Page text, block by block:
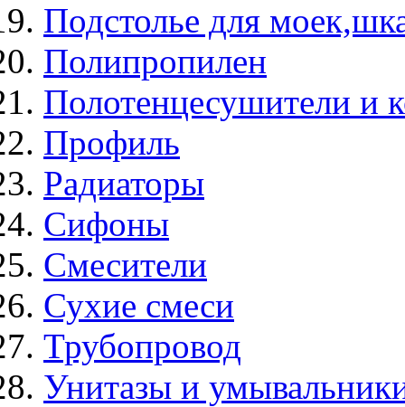
Подстолье для
Полипропилен
Полотенцесушители и
Профиль
Радиаторы
Сифоны
Смесители
Сухие смеси
Трубопровод
Унитазы и